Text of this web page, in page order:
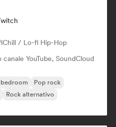
Chill / Lo-fi Hip-Hop
YouTube, SoundCloud
Pop rock
Rock alternativo